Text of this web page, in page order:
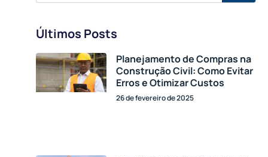
Últimos Posts
Planejamento de Compras na
Construção Civil: Como Evitar
Erros e Otimizar Custos
26 de fevereiro de 2025